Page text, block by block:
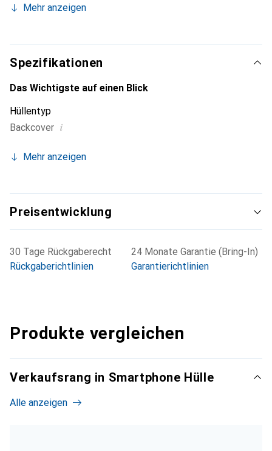
unverzichtbaren Accessoire für Ihr Smartphone.
die Marke Noreve eine sichere Wahl für eine
anspruchsvolle Kundschaft.
Mehr anzeigen
Spezifikationen
Das Wichtigste auf einen Blick
Hüllentyp
Backcover i
Mehr anzeigen
Preisentwicklung
30 Tage Rückgaberecht
Rückgaberichtlinien
24 Monate Garantie (Bring-In)
Garantierichtlinien
Produkte vergleichen
Verkaufsrang in Smartphone Hülle
Alle anzeigen